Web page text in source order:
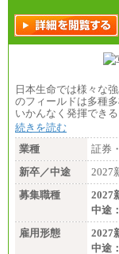
訪
給
※詳
■(株
総
※詳
■(株
※詳
■I&J
総合
※詳
＜有
■(株
有期
※詳
日本生命では様々な
のフィールドは多種
いかんなく発揮でき
続きを読む
業種
証券
新卒／中途
2027
募集職種
2027
中途：
雇用形態
2027
中途：